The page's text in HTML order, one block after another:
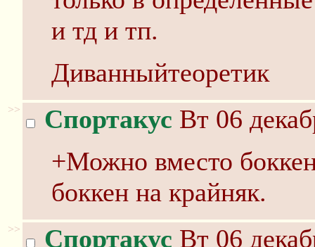
и тд и тп.
Диванныйтеоретик
>> Спортакус Вт 06
+Можно вместо
боккен на крайняк.
>> Спортакус Вт 06